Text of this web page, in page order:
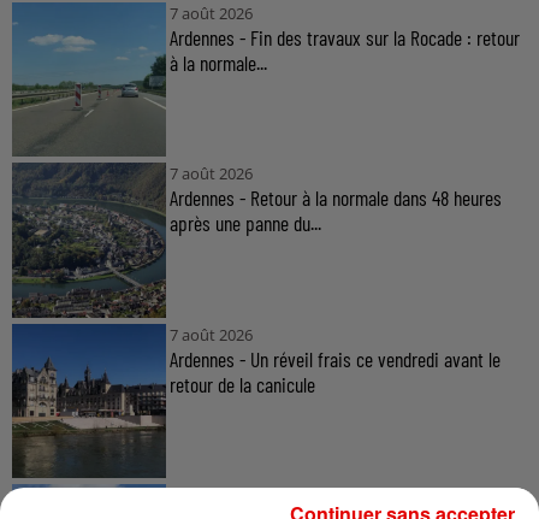
7 août 2026
Ardennes - Fin des travaux sur la Rocade : retour
à la normale...
7 août 2026
Ardennes - Retour à la normale dans 48 heures
après une panne du...
7 août 2026
Ardennes - Un réveil frais ce vendredi avant le
retour de la canicule
7 août 2026
Continuer sans accepter